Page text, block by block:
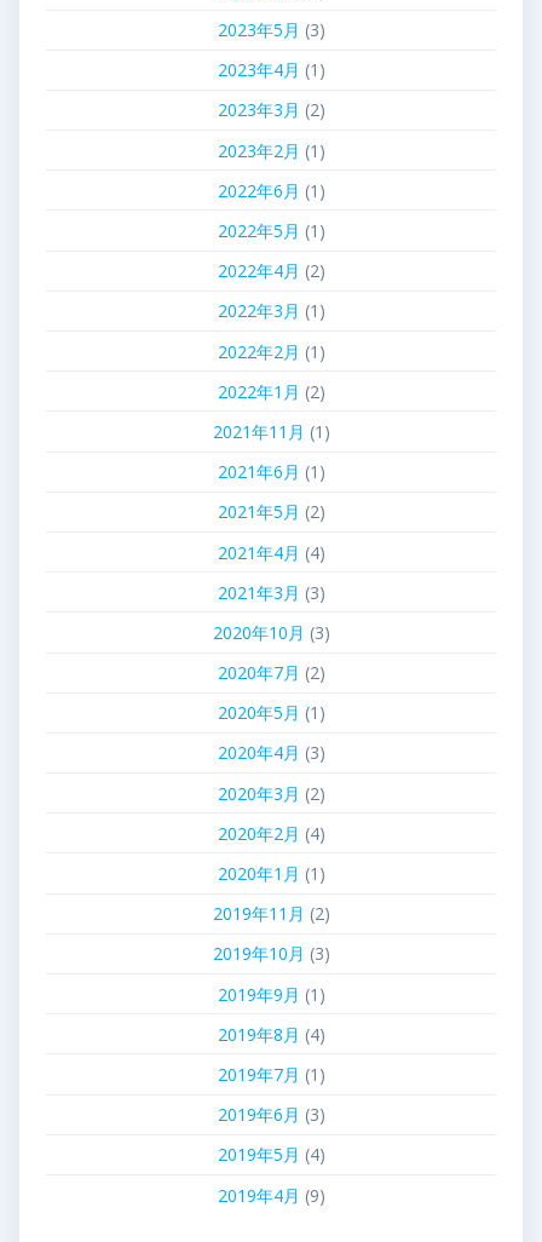
2023年5月 (3)
2023年4月 (1)
2023年3月 (2)
2023年2月 (1)
2022年6月 (1)
2022年5月 (1)
2022年4月 (2)
2022年3月 (1)
2022年2月 (1)
2022年1月 (2)
2021年11月 (1)
2021年6月 (1)
2021年5月 (2)
2021年4月 (4)
2021年3月 (3)
2020年10月 (3)
2020年7月 (2)
2020年5月 (1)
2020年4月 (3)
2020年3月 (2)
2020年2月 (4)
2020年1月 (1)
2019年11月 (2)
2019年10月 (3)
2019年9月 (1)
2019年8月 (4)
2019年7月 (1)
2019年6月 (3)
2019年5月 (4)
2019年4月 (9)